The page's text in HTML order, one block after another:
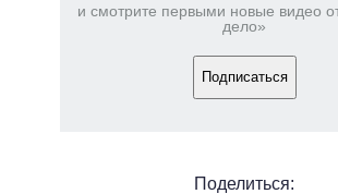
и смотрите первыми новые видео
дело»
Подписаться
Поделиться: